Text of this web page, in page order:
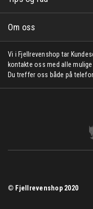
Om oss
Vi i Fjellrevenshop tar
kontakte oss med alle
Du treffer oss både på
© Fjellrevenshop 2020